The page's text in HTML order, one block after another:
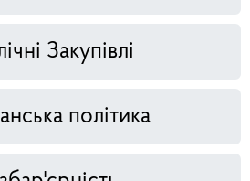
Закупівлі
політика